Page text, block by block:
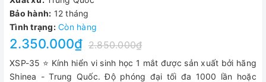
Bảo hành: 12 tháng
Tình trạng: Còn hàng
2.350.000₫ 2.850.000₫
XSP-35 ⭐ Kính hiển vi sinh học 1 mắt được sản xuất bởi hãng
Shinea - Trung Quốc. Độ phóng đại tối đa 1000 lần hoặc